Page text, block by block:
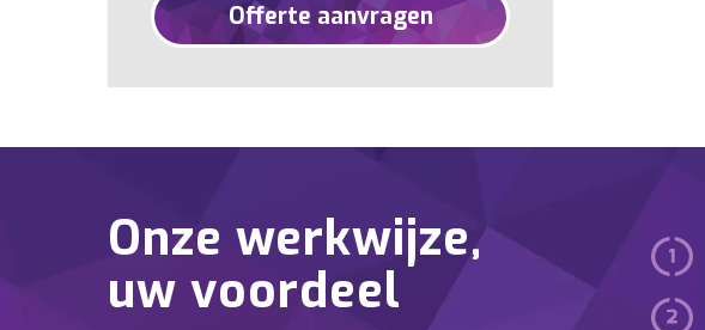
Offerte aanvragen
Onze werkwijze,
uw voordeel